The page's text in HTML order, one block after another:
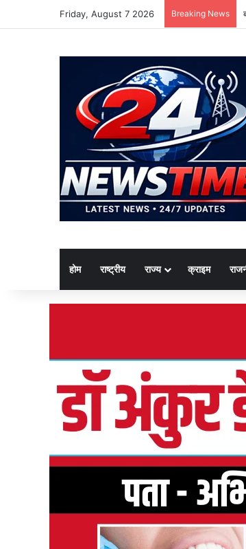
Friday, August 7 2026 Breaking News
होम राष्ट्रीय राज्य क्राइम